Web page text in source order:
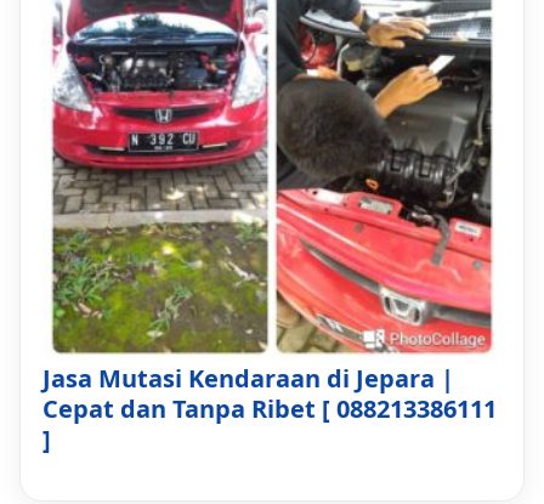
Jasa Mutasi Kendaraan di Jepara |
Cepat dan Tanpa Ribet [ 088213386111
]